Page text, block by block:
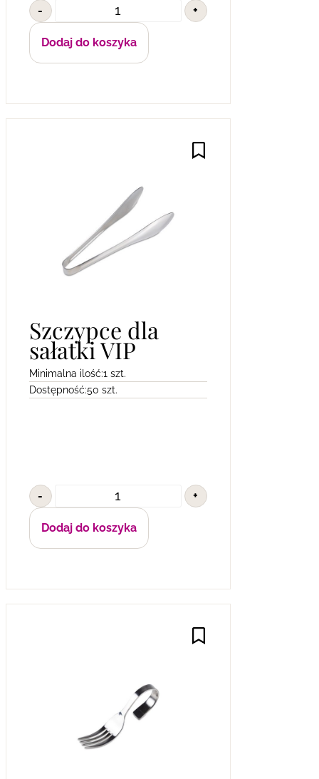
- +
Dodaj do koszyka
Szczypce dla
sałatki VIP
Minimalna ilość:1 szt.
Dostępność:50 szt.
- +
Dodaj do koszyka